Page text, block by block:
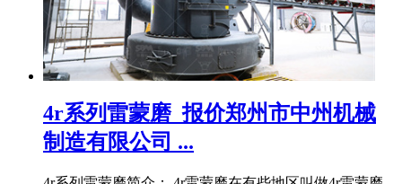
4r系列雷蒙磨_报价郑州市中州机械
制造有限公司 ...